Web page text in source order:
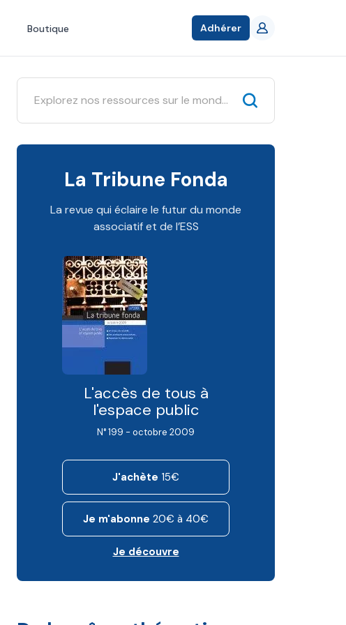
Boutique Adhérer
La Tribune Fonda
La revue qui éclaire le futur du monde
associatif et de l’ESS
L'accès de tous à
l'espace public
N° 199 - octobre 2009
J'achète 15€
Je m'abonne 20€ à 40€
Je découvre